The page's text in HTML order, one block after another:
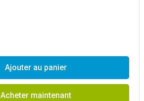
Ajouter au panier
Acheter maintenant